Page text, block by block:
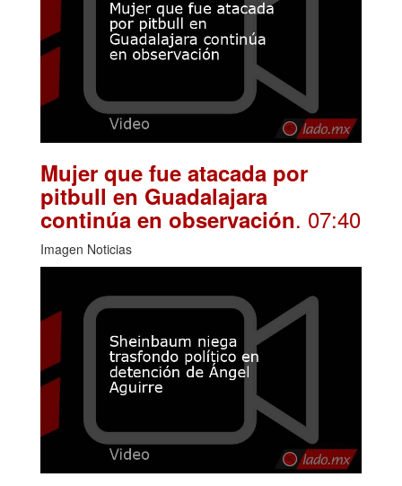
Mujer que fue atacada por
pitbull en Guadalajara
continúa en observación. 07:40
Imagen Noticias